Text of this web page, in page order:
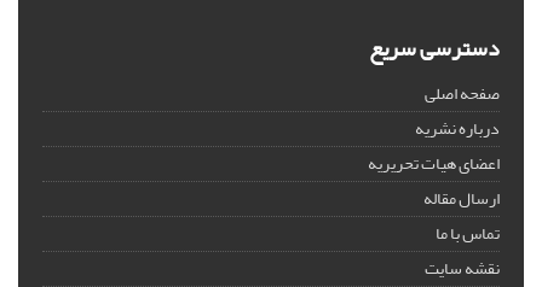
دسترسی سریع
صفحه اصلی
درباره نشریه
اعضای هیات تحریریه
ارسال مقاله
تماس با ما
نقشه سایت